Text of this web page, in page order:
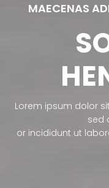
MAECENAS
Lorem ipsum dolor
sed
or incididunt ut